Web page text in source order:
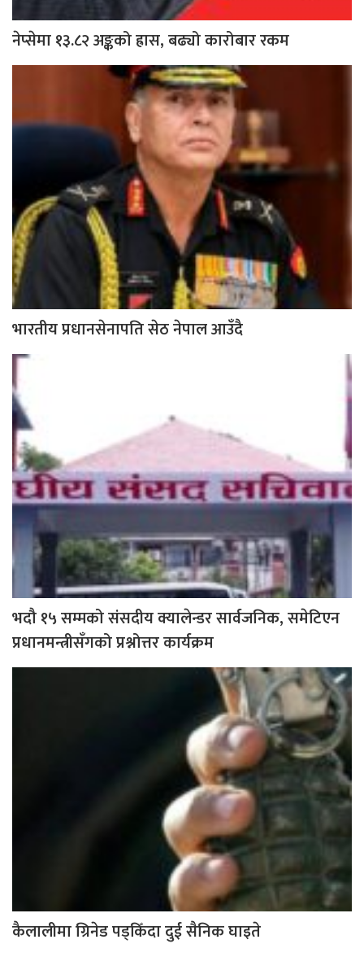
नेप्सेमा १३.८२ अङ्कको ह्रास, बढ्यो कारोबार रकम
भारतीय प्रधानसेनापति सेठ नेपाल आउँदै
भदौ १५ सम्मको संसदीय क्यालेन्डर सार्वजनिक, समेटिएन
प्रधानमन्त्रीसँगको प्रश्नोत्तर कार्यक्रम
कैलालीमा ग्रिनेड पड्किँदा दुई सैनिक घाइते